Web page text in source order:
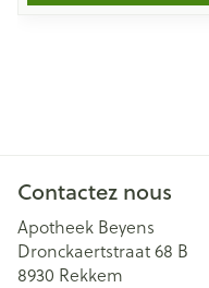
Contactez nous
Apotheek Beyens
Dronckaertstraat 68 B
8930 Rekkem